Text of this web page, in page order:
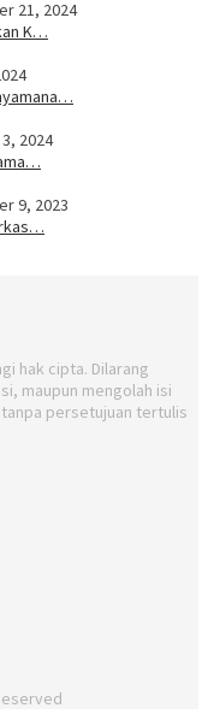
21, 2024
K…
2024
9, 2023
hak cipta. Dilarang
maupun mengolah isi
persetujuan tertulis